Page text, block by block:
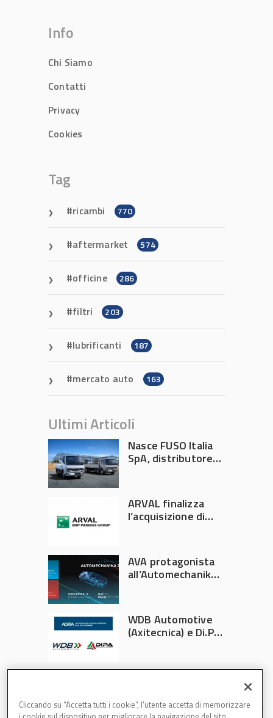
Info
Chi Siamo
Contatti
Privacy
Cookies
Tag
ricambi 770
aftermarket 574
officine 286
filtri 203
lubrificanti 187
mercato auto 163
Ultimi Articoli
Nasce FUSO Italia
SpA, distributore
ARVAL finalizza
l’acquisizione di
AVA protagonista
all’Automechanika
WDB Automotive
(Axitecnica) e Di.Pa.
Cliccando su “Accetta tutti i cookie”, l'utente accetta di memorizzare